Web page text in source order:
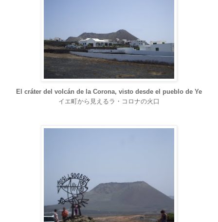
El cráter del volcán de la Corona, visto desde el pueblo de Ye
イエ町から見えるラ・コロナの火口